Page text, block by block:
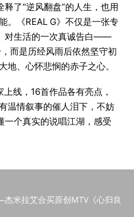
了“逆风翻盘”的人生，也用
。《REAL G》不仅是一张专
对生活的一次真诚告白——
而是历经风雨后依然坚守初
地、心怀悲悯的赤子之心。
线，16首作品各有亮点，
温情叙事的催人泪下，不妨
一个真实的说唱江湖，感受
米拉艾合买原创MTV《心归良